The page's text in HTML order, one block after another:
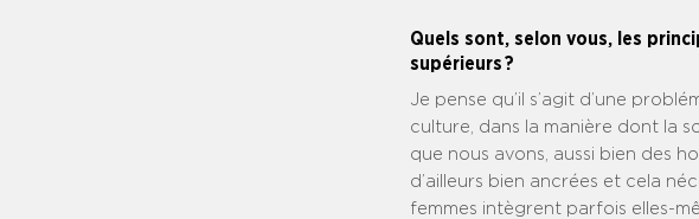
Quels sont, selon vous, les
supérieurs ?
Je pense qu’il s’agit d’une
culture, dans la manière dont la
que nous avons, aussi bien des
d’ailleurs bien ancrées et cela
femmes intègrent parfois elles-